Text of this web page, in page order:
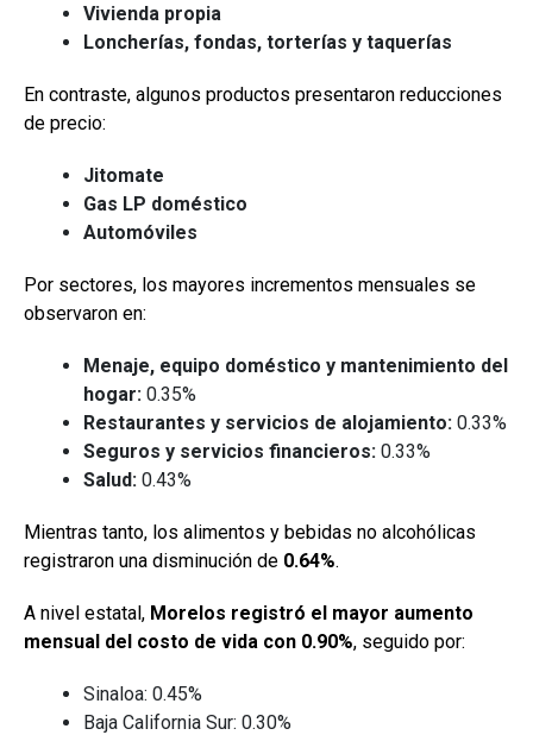
Vivienda propia
Loncherías, fondas, torterías y taquerías
En contraste, algunos productos presentaron reducciones
de precio:
Jitomate
Gas LP doméstico
Automóviles
Por sectores, los mayores incrementos mensuales se
observaron en:
Menaje, equipo doméstico y mantenimiento del
hogar: 0.35%
Restaurantes y servicios de alojamiento: 0.33%
Seguros y servicios financieros: 0.33%
Salud: 0.43%
Mientras tanto, los alimentos y bebidas no alcohólicas
registraron una disminución de 0.64%.
A nivel estatal, Morelos registró el mayor aumento
mensual del costo de vida con 0.90%, seguido por:
Sinaloa: 0.45%
Baja California Sur: 0.30%